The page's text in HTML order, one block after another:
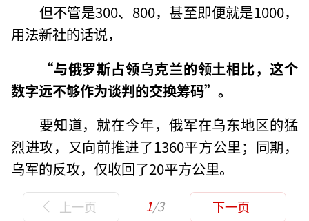
但不管是300、800，甚至即便就是1000，
用法新社的话说，
“与俄罗斯占领乌克兰的领土相比，这个
数字远不够作为谈判的交换筹码”。
要知道，就在今年，俄军在乌东地区的猛
烈进攻，又向前推进了1360平方公里；同期，
乌军的反攻，仅收回了20平方公里。
上一页 1/3 下一页